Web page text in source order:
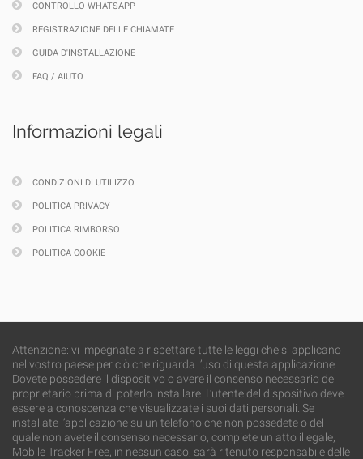
CONTROLLO WHATSAPP
REGISTRAZIONE DELLE CHIAMATE
GUIDA D'INSTALLAZIONE
FAQ / AIUTO
Informazioni legali
CONDIZIONI DI UTILIZZO
POLITICA PRIVACY
POLITICA RIMBORSO
POLITICA COOKIE
Attenzione: vi impegnate a rispettare tutte le leggi che si applicano
nel vostro paese per ciò che riguarda l’uso di questa applicazione.
Dovete possedere il dispositivo o avere il consenso necessario del
proprietario prima di poterlo installare. L’utente del dispositivo deve
essere a conoscenza che visualizzate i suoi dati personali. Se
installate l’applicazione su un telefono che non possedete o del
quale non avete il consenso necessario, compiete un atto illegale,
Mobile Tracker Free, in nessun caso, sarà ritenuto responsabile delle